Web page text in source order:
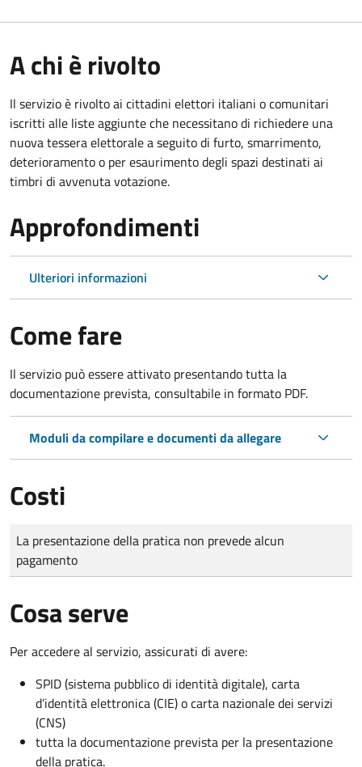
A chi è rivolto
Il servizio è rivolto ai cittadini elettori italiani o comunitari
iscritti alle liste aggiunte che necessitano di richiedere una
nuova tessera elettorale a seguito di furto, smarrimento,
deterioramento o per esaurimento degli spazi destinati ai
timbri di avvenuta votazione.
Approfondimenti
Ulteriori informazioni
Come fare
Il servizio può essere attivato presentando tutta la
documentazione prevista, consultabile in formato PDF.
Moduli da compilare e documenti da allegare
Costi
Tipo di pagamento
Importo
La presentazione della pratica non prevede alcun
pagamento
Cosa serve
Per accedere al servizio, assicurati di avere:
SPID (sistema pubblico di identità digitale), carta
d’identità elettronica (CIE) o carta nazionale dei servizi
(CNS)
tutta la documentazione prevista per la presentazione
della pratica.